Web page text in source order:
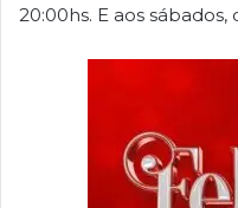
20:00hs. E aos sábados,